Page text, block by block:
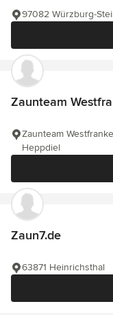
97082 Würzburg-
Zaunteam
Zaunteam
Heppdiel
Zaun7.de
63871 Heinrichsthal